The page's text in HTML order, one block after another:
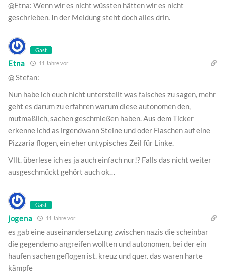
@Etna: Wenn wir es nicht wüssten hätten wir es nicht
geschrieben. In der Meldung steht doch alles drin.
Gast
Etna 11 Jahre vor
@ Stefan:
Nun habe ich euch nicht unterstellt was falsches zu sagen, mehr
geht es darum zu erfahren warum diese autonomen den,
mutmaßlich, sachen geschmießen haben. Aus dem Ticker
erkenne ichd as irgendwann Steine und oder Flaschen auf eine
Pizzaria flogen, ein eher untypisches Zeil für Linke.
Vllt. überlese ich es ja auch einfach nur!? Falls das nicht weiter
ausgeschmückt gehört auch ok…
Gast
jogena 11 Jahre vor
es gab eine auseinandersetzung zwischen nazis die scheinbar
die gegendemo angreifen wollten und autonomen, bei der ein
haufen sachen geflogen ist. kreuz und quer. das waren harte
kämpfe